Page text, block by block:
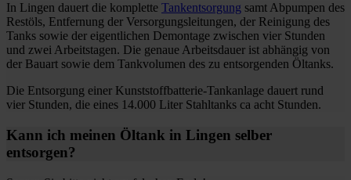
In Lingen dauert die komplette Tankentsorgung samt Abpumpen des
Restöls, Entfernung der Versorgungsleitungen, der Reinigung des
Tanks sowie der eigentlichen Demontage zwischen vier Stunden
und zwei Arbeitstagen. Die genaue Arbeitsdauer ist abhängig von
der Bauart sowie dem Tankvolumen des zu entsorgenden Öltanks.
Die Entsorgung einer Kunststoffbatterie-Tankanlage dauert rund
vier Stunden, die eines 14.000 Liter Stahltanks ca acht Stunden.
Kann ich meinen Öltank in Lingen selber
entsorgen?